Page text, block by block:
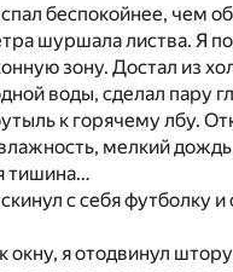
беспокойнее, чем
шуршала листва. Я
зону. Достал из
воды, сделал пару
к горячему лбу.
мелкий
тишина…
с себя футболку и
окну, я отодвинул